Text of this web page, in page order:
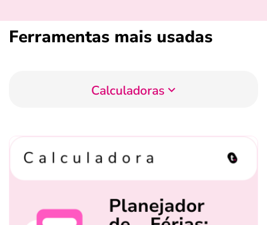
Ferramentas mais usadas
Calculadoras